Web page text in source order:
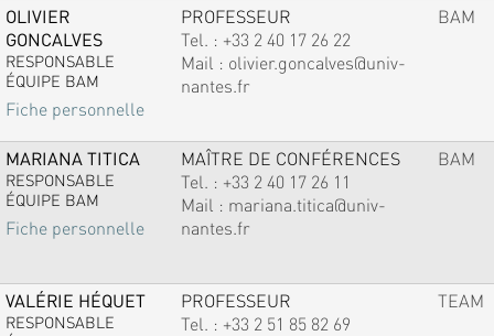
OLIVIER
GONCALVES
RESPONSABLE
ÉQUIPE BAM
Fiche personnelle
PROFESSEUR
Tel. : +33 2 40 17 26 22
Mail : olivier.goncalves@univ-
nantes.fr
BAM
MARIANA TITICA
RESPONSABLE
ÉQUIPE BAM
Fiche personnelle
MAÎTRE DE CONFÉRENCES
Tel. : +33 2 40 17 26 11
Mail : mariana.titica@univ-
nantes.fr
BAM
VALÉRIE HÉQUET
RESPONSABLE
PROFESSEUR
Tel. : +33 2 51 85 82 69
TEAM